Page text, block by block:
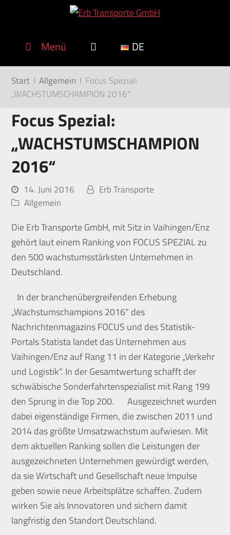
Menü DE
Start I Allgemein I Focus Spezial:
„WACHSTUMSCHAMPION 2016“
Focus Spezial:
„WACHSTUMSCHAMPION
2016“
14. Juni 2016
Erb Transporte
Allgemein
Die Erb Transporte GmbH, mit Sitz in Vaihingen/Enz
gehört laut einem Ranking von FOCUS SPEZIAL zu
den 500 wachstumsstärksten Unternehmen in
Deutschland.
In der branchenübergreifenden Erhebung
„Wachstumschampions 2016“ des
Nachrichtenmagazins FOCUS und des Statistik-
Portals Statista landet das Unternehmen aus
Vaihingen/Enz auf Rang 11 in der Kategorie „Verkehr
und Logistik“. In der Gesamtwertung schafft der
schwäbische Sonderfahrtenspezialist mit Rang 199
den Sprung in die Top 200. Ausgezeichnet wurden
dabei eigenständige Firmen, die zwischen 2011 und
2014 das größte Umsatzwachstum aufwiesen. Mit
dem aktuellen Ranking sollen die Leistungen der
ausgezeichneten Unternehmen gewürdigt werden,
da sie Wirtschaft und Gesellschaft neue Impulse
geben sowie neue Arbeitsplätze schaffen. Zudem
wirken Sie als Innovatoren und sichern damit
langfristig den Standort Deutschland.